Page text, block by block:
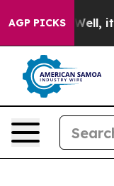
AGP PICKS
Well, it Didn’t